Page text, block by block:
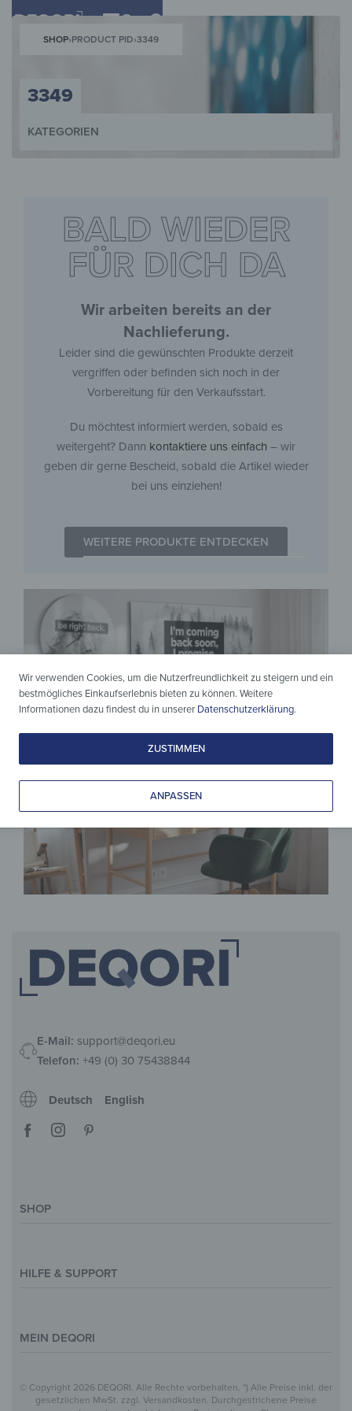
SHOP›PRODUCT PID›3349
3349
KATEGORIEN
BALD WIEDER
FÜR DICH DA
Wir arbeiten bereits an der
Nachlieferung.
Leider sind die gewünschten Produkte derzeit
vergriffen oder befinden sich noch in der
Vorbereitung für den Verkaufsstart.
Du möchtest informiert werden, sobald es
weitergeht? Dann kontaktiere uns einfach – wir
geben dir gerne Bescheid, sobald die Artikel wieder
bei uns einziehen!
WEITERE PRODUKTE ENTDECKEN
E-Mail: support@deqori.eu
Telefon: +49 (0) 30 75438844
Deutsch English
SHOP
Motive & Themenwelt
HILFE & SUPPORT
Hilfe & FAQ
Vertrag widerrufen
MEIN DEQORI
Über Uns
Datenschutz
© Copyright 2026 DEQORI. Alle Rechte vorbehalten. *) Alle Preise inkl. der
gesetzlichen MwSt. zzgl. Versandkosten. Durchgestrichene Preise
Wir verwenden Cookies, um die Nutzerfreundlichkeit zu steigern und ein
bestmögliches Einkaufserlebnis bieten zu können. Weitere
Informationen dazu findest du in unserer Datenschutzerklärung.
ZUSTIMMEN
ANPASSEN